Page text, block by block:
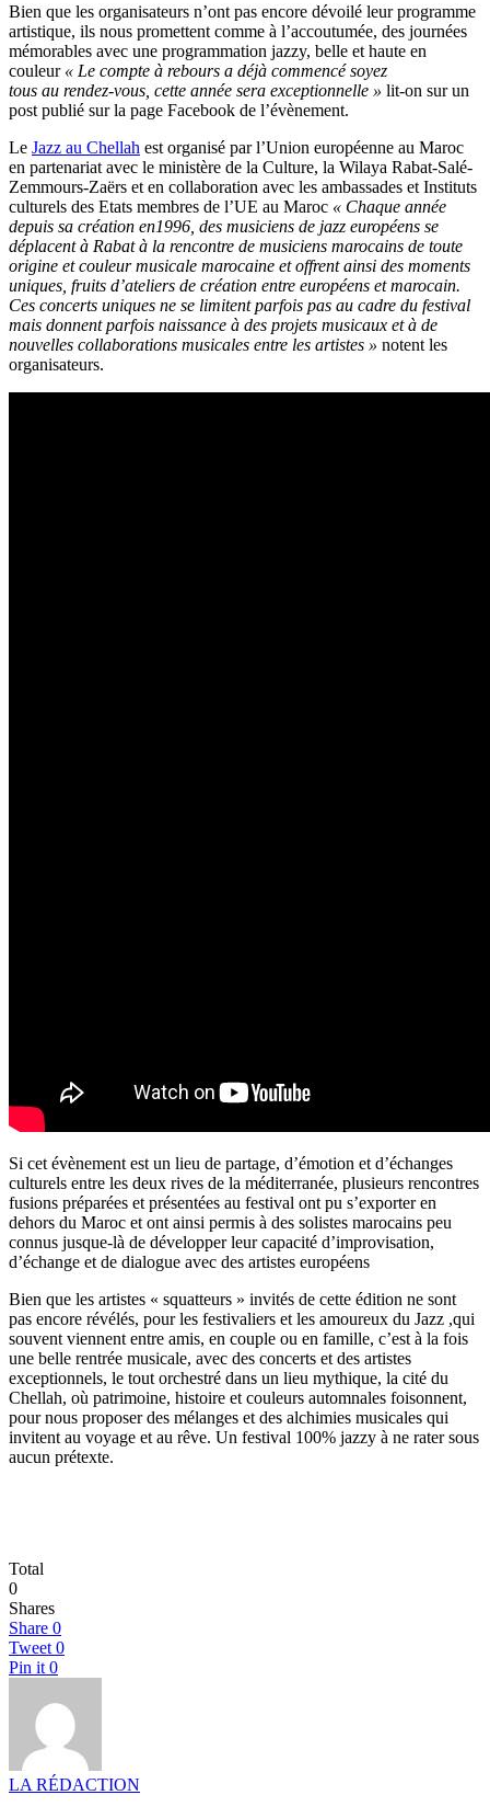
Bien que les organisateurs n’ont pas encore dévoilé leur programme
artistique, ils nous promettent comme à l’accoutumée, des journées
mémorables avec une programmation jazzy, belle et haute en
couleur « Le compte à rebours a déjà commencé soyez
tous au rendez-vous, cette année sera exceptionnelle » lit-on sur un
post publié sur la page Facebook de l’évènement.
Le Jazz au Chellah est organisé par l’Union européenne au Maroc
en partenariat avec le ministère de la Culture, la Wilaya Rabat-Salé-
Zemmours-Zaërs et en collaboration avec les ambassades et Instituts
culturels des Etats membres de l’UE au Maroc « Chaque année
depuis sa création en1996, des musiciens de jazz européens se
déplacent à Rabat à la rencontre de musiciens marocains de toute
origine et couleur musicale marocaine et offrent ainsi des moments
uniques, fruits d’ateliers de création entre européens et marocain.
Ces concerts uniques ne se limitent parfois pas au cadre du festival
mais donnent parfois naissance à des projets musicaux et à de
nouvelles collaborations musicales entre les artistes » notent les
organisateurs.
Si cet évènement est un lieu de partage, d’émotion et d’échanges
culturels entre les deux rives de la méditerranée, plusieurs rencontres
fusions préparées et présentées au festival ont pu s’exporter en
dehors du Maroc et ont ainsi permis à des solistes marocains peu
connus jusque-là de développer leur capacité d’improvisation,
d’échange et de dialogue avec des artistes européens
Bien que les artistes « squatteurs » invités de cette édition ne sont
pas encore révélés, pour les festivaliers et les amoureux du Jazz ,qui
souvent viennent entre amis, en couple ou en famille, c’est à la fois
une belle rentrée musicale, avec des concerts et des artistes
exceptionnels, le tout orchestré dans un lieu mythique, la cité du
Chellah, où patrimoine, histoire et couleurs automnales foisonnent,
pour nous proposer des mélanges et des alchimies musicales qui
invitent au voyage et au rêve. Un festival 100% jazzy à ne rater sous
aucun prétexte.
Total
0
Shares
Share 0
Tweet 0
Pin it 0
LA RÉDACTION